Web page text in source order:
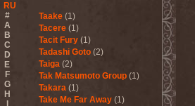
RU
#
A
B
C
D
E
F
G
H
Taake (1)
Tacere (1)
Tacit Fury (1)
Tadashi Goto (2)
Taiga (2)
Tak Matsumoto Group (1)
Takara (1)
Take Me Far Away (1)